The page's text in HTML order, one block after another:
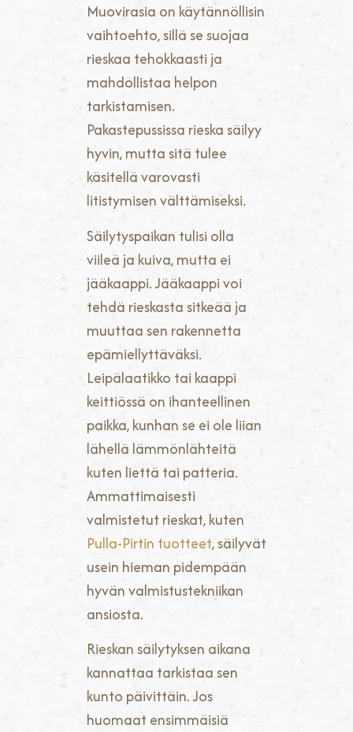
Muovirasia on käytännöllisin
vaihtoehto, sillä se suojaa
rieskaa tehokkaasti ja
mahdollistaa helpon
tarkistamisen.
Pakastepussissa rieska säilyy
hyvin, mutta sitä tulee
käsitellä varovasti
litistymisen välttämiseksi.
Säilytyspaikan tulisi olla
viileä ja kuiva, mutta ei
jääkaappi. Jääkaappi voi
tehdä rieskasta sitkeää ja
muuttaa sen rakennetta
epämiellyttäväksi.
Leipälaatikko tai kaappi
keittiössä on ihanteellinen
paikka, kunhan se ei ole liian
lähellä lämmönlähteitä
kuten liettä tai patteria.
Ammattimaisesti
valmistetut rieskat, kuten
Pulla-Pirtin tuotteet, säilyvät
usein hieman pidempään
hyvän valmistustekniikan
ansiosta.
Rieskan säilytyksen aikana
kannattaa tarkistaa sen
kunto päivittäin. Jos
huomaat ensimmäisiä